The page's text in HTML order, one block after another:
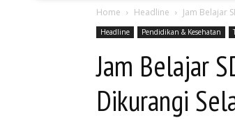
Home Headline Jam Belajar
Headline Pendidikan & Kesehatan
Jam Belajar
Dikurangi